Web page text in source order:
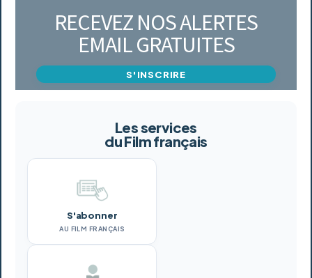
RECEVEZ NOS ALERTES
EMAIL GRATUITES
S'INSCRIRE
Les services
du Film français
S'abonner
AU FILM FRANÇAIS